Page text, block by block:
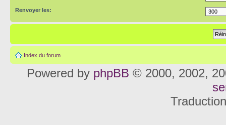
Renvoyer les:
Index du forum
Powered by phpBB © 2000, 2002,